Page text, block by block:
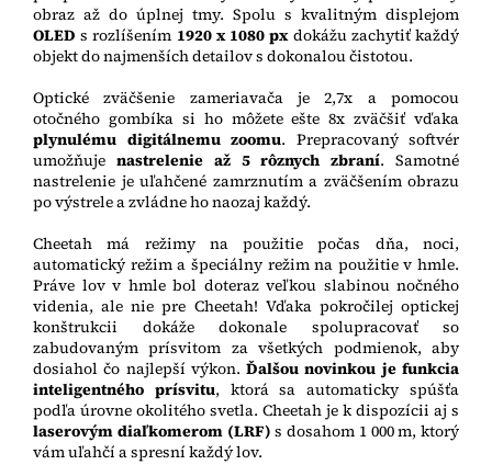
obraz až do úplnej tmy. Spolu s kvalitným displejom
OLED s rozlíšením 1920 x 1080 pxdokážu zachytiť každý
objekt do najmenších detailov s dokonalou čistotou.
Optické zväčšenie zameriavača je 2,7x a pomocou
otočného gombíka si ho môžete ešte 8x zväčšiť vďaka
plynulému digitálnemu zoomu. Prepracovaný softvér
umožňuje nastrelenie až 5 rôznych zbraní. Samotné
nastrelenie je uľahčené zamrznutím a zväčšením obrazu
po výstrele a zvládne ho naozaj každý.
Cheetah má režimy na použitie počas dňa, noci,
automatický režim a špeciálny režim na použitie v hmle.
Práve lov v hmle bol doteraz veľkou slabinou nočného
videnia, ale nie pre Cheetah! Vďaka pokročilej optickej
konštrukcii dokáže dokonale spolupracovať so
zabudovaným prísvitom za všetkých podmienok, aby
dosiahol čo najlepší výkon.Ďalšou novinkou je funkcia
inteligentného prísvitu, ktorá sa automaticky spúšťa
podľa úrovne okolitého svetla. Cheetah je k dispozícii aj s
laserovým diaľkomerom (LRF) s dosahom 1 000 m, ktorý
vám uľahčí a spresní každý lov.